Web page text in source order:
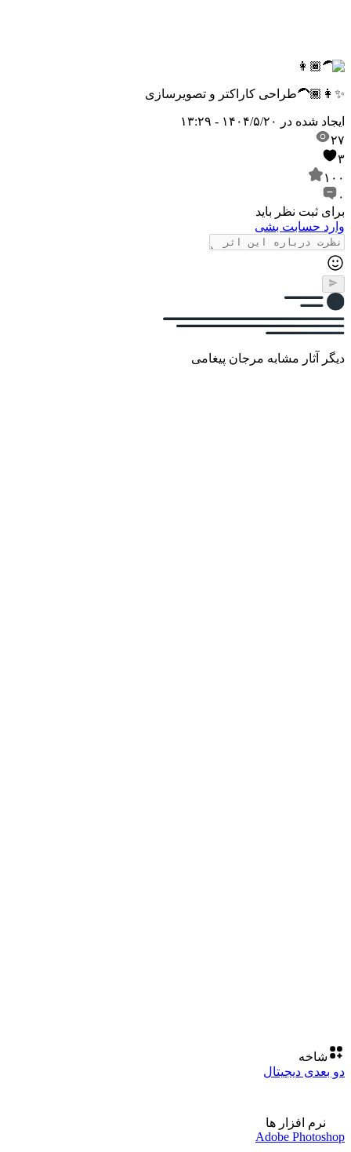
✨👩🏾‍🦱
✨👩🏾‍🦱طراحی کاراکتر و تصویرسازی
ایجاد شده در
۱۴۰۴/۵/۲۰ - ۱۳:۲۹
۲۷
۳
۱۰۰
۰
برای ثبت نظر باید
وارد حسابت بشی
دیگر آثار مشابه مرجان پیغامی
شاخه
دو بعدی دیجیتال
نرم افزار ها
Adobe Photoshop